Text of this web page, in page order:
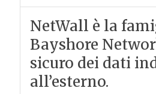
NetWall è la
Bayshore
sicuro dei dati
all’esterno.